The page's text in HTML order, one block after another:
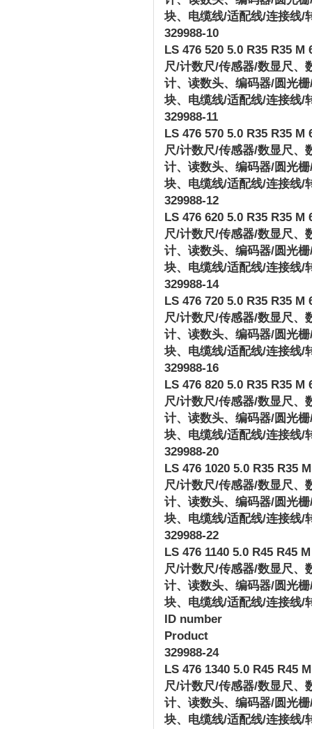
块、电缆线/适配线/连接线/
329988-10
LS 476 520 5.0 R35 R35 M
尺/计数尺/传感器/数显尺、
计、读数头、编码器/圆光栅
块、电缆线/适配线/连接线/
329988-11
LS 476 570 5.0 R35 R35 M
尺/计数尺/传感器/数显尺、
计、读数头、编码器/圆光栅
块、电缆线/适配线/连接线/
329988-12
LS 476 620 5.0 R35 R35 M
尺/计数尺/传感器/数显尺、
计、读数头、编码器/圆光栅
块、电缆线/适配线/连接线/
329988-14
LS 476 720 5.0 R35 R35 M
尺/计数尺/传感器/数显尺、
计、读数头、编码器/圆光栅
块、电缆线/适配线/连接线/
329988-16
LS 476 820 5.0 R35 R35 M
尺/计数尺/传感器/数显尺、
计、读数头、编码器/圆光栅
块、电缆线/适配线/连接线/
329988-20
LS 476 1020 5.0 R35 R35
尺/计数尺/传感器/数显尺、
计、读数头、编码器/圆光栅
块、电缆线/适配线/连接线/
329988-22
LS 476 1140 5.0 R45 R45
尺/计数尺/传感器/数显尺、
计、读数头、编码器/圆光栅
块、电缆线/适配线/连接线/
ID number
Product
329988-24
LS 476 1340 5.0 R45 R45
尺/计数尺/传感器/数显尺、
计、读数头、编码器/圆光栅
块、电缆线/适配线/连接线/